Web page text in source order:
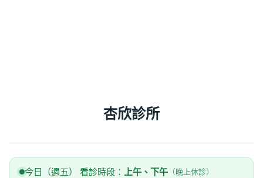
杏欣診所
今日（週五） 看診時段： 上午、下午 （晚上休診）